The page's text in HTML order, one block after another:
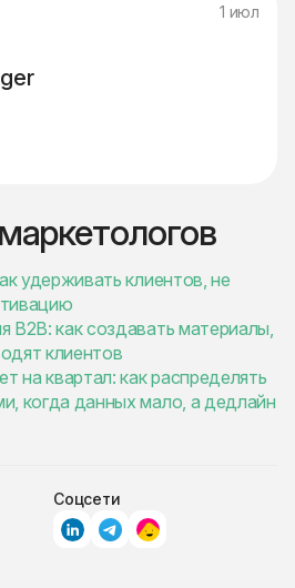
1 июл
удерживать клиентов, не
B2B: как создавать материалы,
клиентов
на квартал: как распределять
когда данных мало, а дедлайн
Соцсети